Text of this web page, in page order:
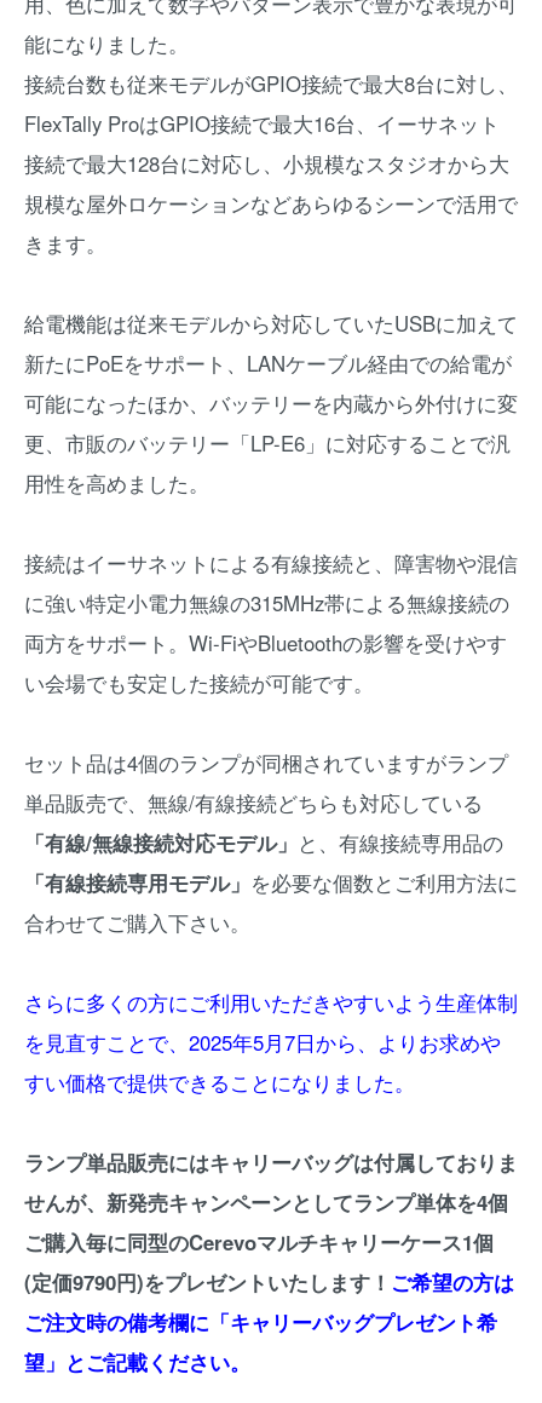
能になりました。
接続台数も従来モデルがGPIO接続で最大8台に対し、
FlexTally ProはGPIO接続で最大16台、イーサネット
接続で最大128台に対応し、小規模なスタジオから大
規模な屋外ロケーションなどあらゆるシーンで活用で
きます。
給電機能は従来モデルから対応していたUSBに加えて
新たにPoEをサポート、LANケーブル経由での給電が
可能になったほか、バッテリーを内蔵から外付けに変
更、市販のバッテリー「LP-E6」に対応することで汎
用性を高めました。
接続はイーサネットによる有線接続と、障害物や混信
に強い特定小電力無線の315MHz帯による無線接続の
両方をサポート。Wi-FiやBluetoothの影響を受けやす
い会場でも安定した接続が可能です。
セット品は4個のランプが同梱されていますがランプ
単品販売で、無線/有線接続どちらも対応している
「有線/無線接続対応モデル」 と、有線接続専用品の
「有線接続専用モデル」 を必要な個数とご利用方法に
合わせてご購入下さい。
さらに多くの方にご利用いただきやすいよう生産体制
を見直すことで、2025年5月7日から、よりお求めや
すい価格で提供できることになりました。
ランプ単品販売にはキャリーバッグは付属しておりま
せんが、新発売キャンペーンとしてランプ単体を4個
ご購入毎に同型のCerevoマルチキャリーケース1個
(定価9790円)をプレゼントいたします！ ご希望の方は
ご注文時の備考欄に「キャリーバッグプレゼント希
望」とご記載ください。